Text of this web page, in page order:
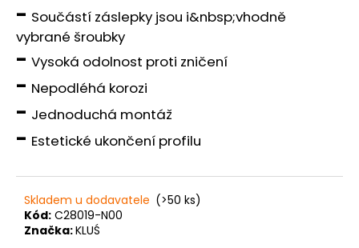
- Součástí záslepky jsou i&nbsp;vhodně
vybrané šroubky
- Vysoká odolnost proti zničení
- Nepodléhá korozi
- Jednoduchá montáž
- Estetické ukončení profilu
Skladem u dodavatele (>50 ks)
Kód: C28019-N00
Značka:KLUŚ
HLEDAT
D
o
o
u
č
u